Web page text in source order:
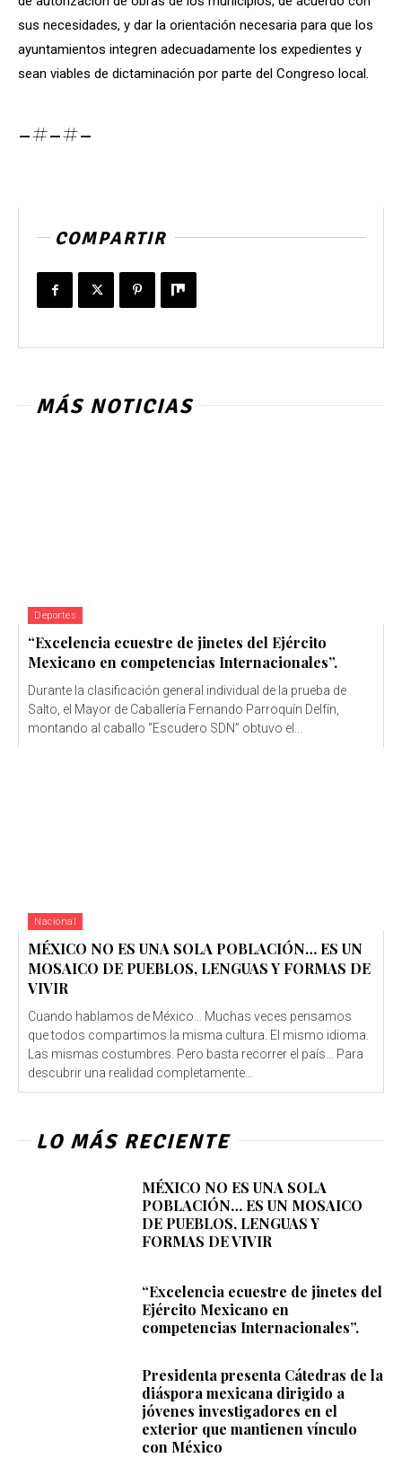
sus necesidades, y dar la orientación necesaria para que los
ayuntamientos integren adecuadamente los expedientes y
sean viables de dictaminación por parte del Congreso local.
-#-#-
COMPARTIR
MÁS NOTICIAS
Deportes
“Excelencia ecuestre de jinetes del Ejército
Mexicano en competencias Internacionales”.
Durante la clasificación general individual de la prueba de
Salto, el Mayor de Caballería Fernando Parroquín Delfín,
montando al caballo “Escudero SDN” obtuvo el...
Nacional
MÉXICO NO ES UNA SOLA POBLACIÓN… ES UN
MOSAICO DE PUEBLOS, LENGUAS Y FORMAS DE
VIVIR
Cuando hablamos de México… Muchas veces pensamos
que todos compartimos la misma cultura. El mismo idioma.
Las mismas costumbres. Pero basta recorrer el país… Para
descubrir una realidad completamente...
LO MÁS RECIENTE
MÉXICO NO ES UNA SOLA
POBLACIÓN… ES UN MOSAICO
DE PUEBLOS, LENGUAS Y
FORMAS DE VIVIR
“Excelencia ecuestre de jinetes del
Ejército Mexicano en
competencias Internacionales”.
Presidenta presenta Cátedras de la
diáspora mexicana dirigido a
jóvenes investigadores en el
exterior que mantienen vínculo
con México